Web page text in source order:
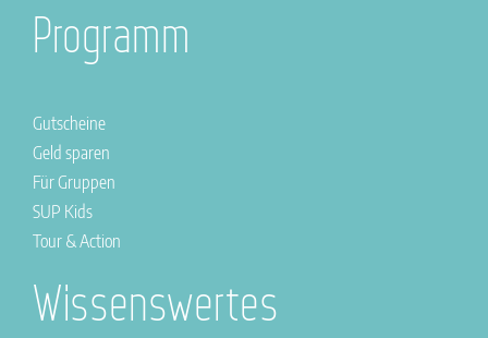
Programm
Gutscheine
Geld sparen
Für Gruppen
SUP Kids
Tour & Action
Wissenswertes